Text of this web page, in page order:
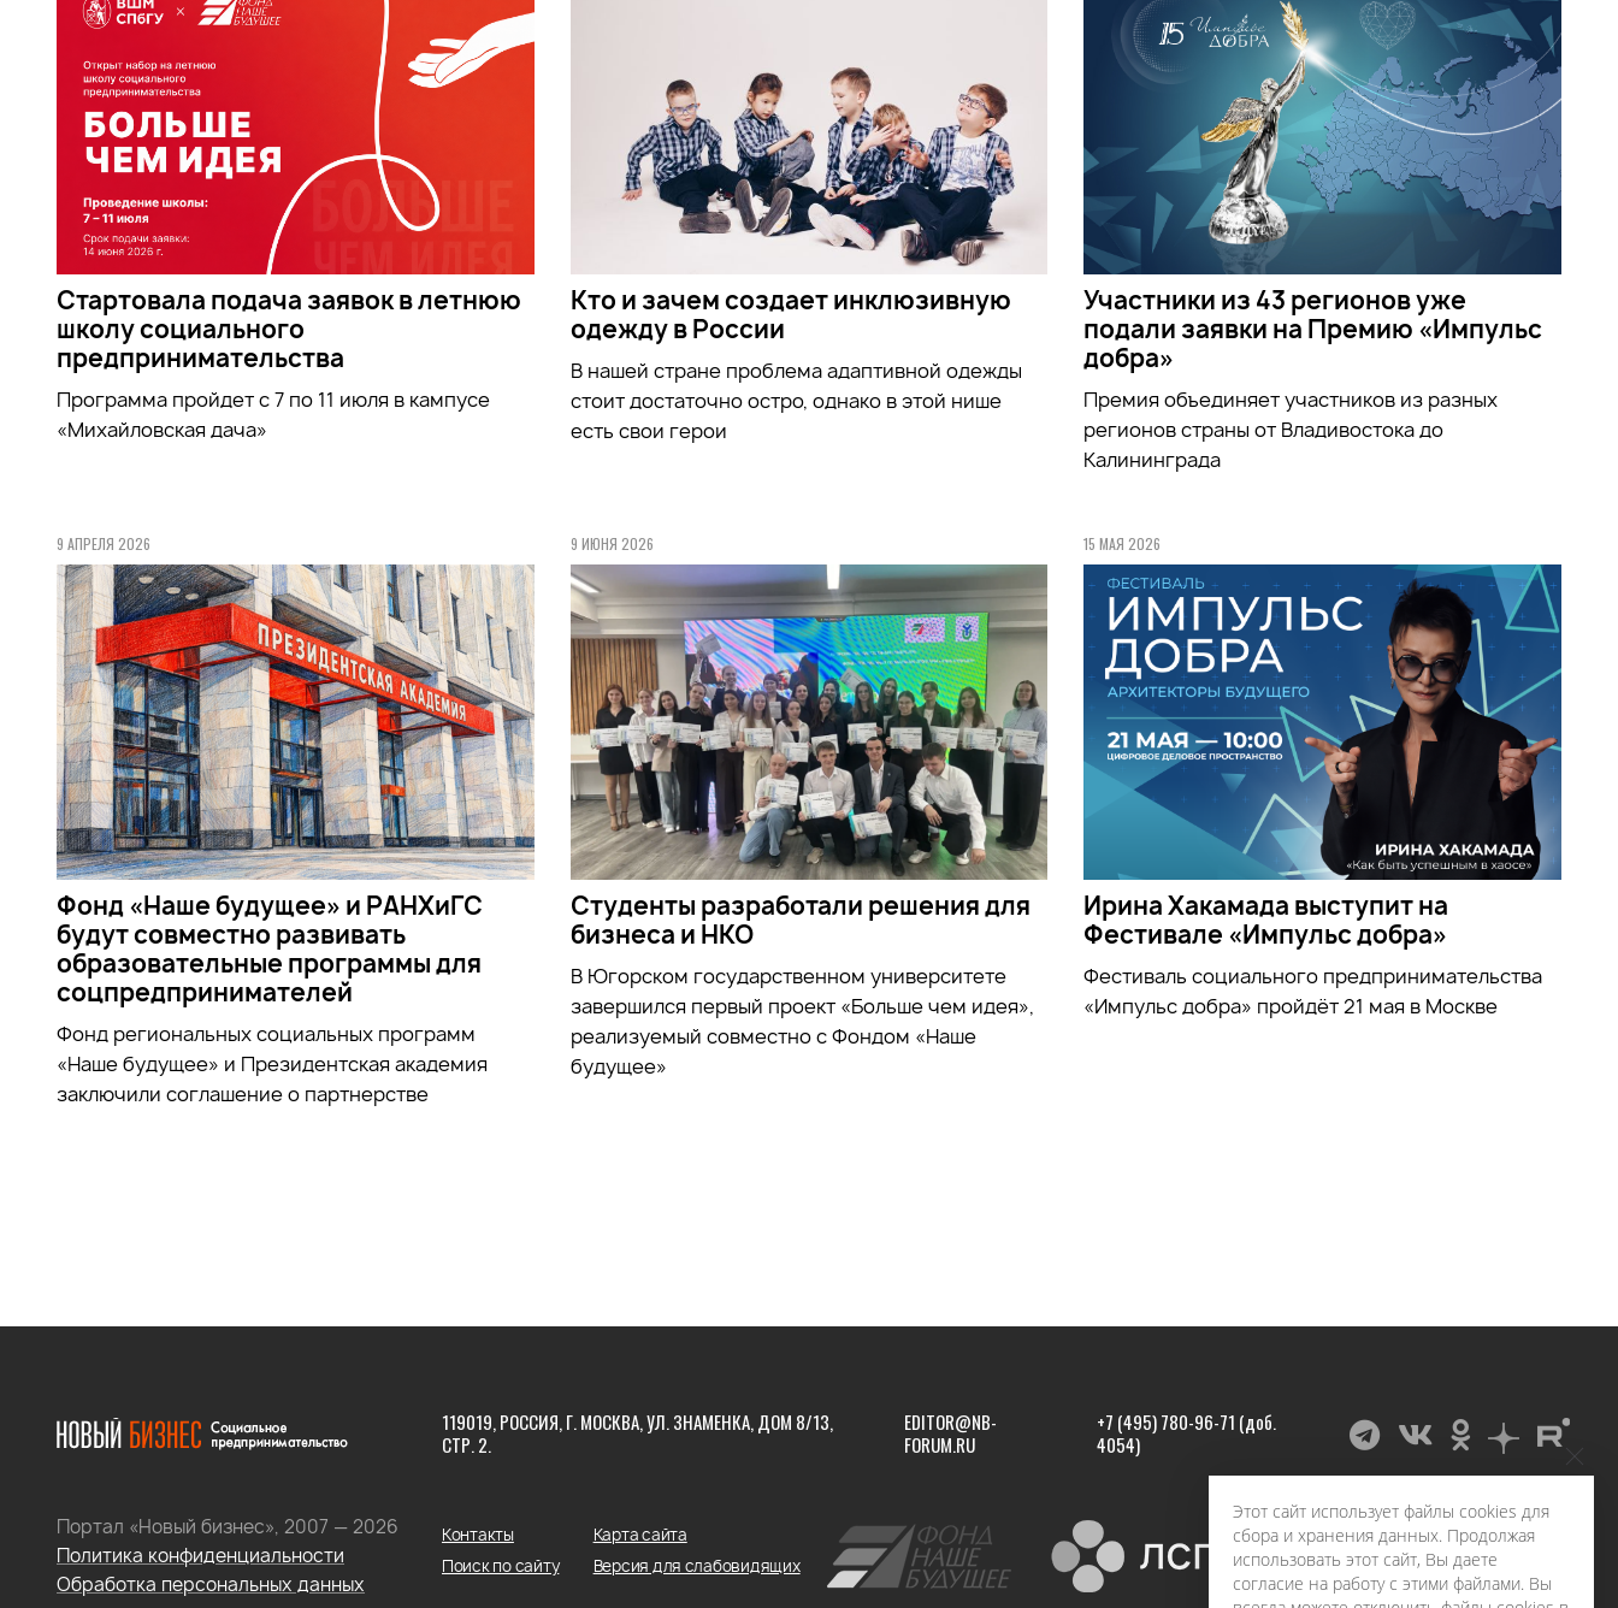
Стартовала подача заявок в летнюю
школу социального
предпринимательства
Программа пройдет с 7 по 11 июля в кампусе
«Михайловская дача»
Кто и зачем создает инклюзивную
одежду в России
В нашей стране проблема адаптивной одежды
стоит достаточно остро, однако в этой нише
есть свои герои
Участники из 43 регионов уже
подали заявки на Премию «Импульс
добра»
Премия объединяет участников из разных
регионов страны от Владивостока до
Калининграда
9 АПРЕЛЯ 2026
Фонд «Наше будущее» и РАНХиГС
будут совместно развивать
образовательные программы для
соцпредпринимателей
Фонд региональных социальных программ
«Наше будущее» и Президентская академия
заключили соглашение о партнерстве
9 ИЮНЯ 2026
Студенты разработали решения для
бизнеса и НКО
В Югорском государственном университете
завершился первый проект «Больше чем идея»,
реализуемый совместно с Фондом «Наше
будущее»
15 МАЯ 2026
Ирина Хакамада выступит на
Фестивале «Импульс добра»
Фестиваль социального предпринимательства
«Импульс добра» пройдёт 21 мая в Москве
119019, РОССИЯ, Г. МОСКВА, УЛ. ЗНАМЕНКА, ДОМ 8/13,
СТР. 2.
EDITOR@NB-
FORUM.RU
+7 (495) 780-96-71 (доб.
4054)
Портал «Новый бизнес», 2007 — 2026
Политика конфиденциальности
Обработка персональных данных
Контакты
Карта сайта
Поиск по сайту
Версия для слабовидящих
Этот сайт использует файлы cookies для
сбора и хранения данных. Продолжая
использовать этот сайт, Вы даете
согласие на работу с этими файлами. Вы